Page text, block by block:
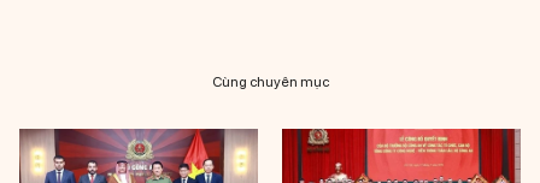
Cùng chuyên mục